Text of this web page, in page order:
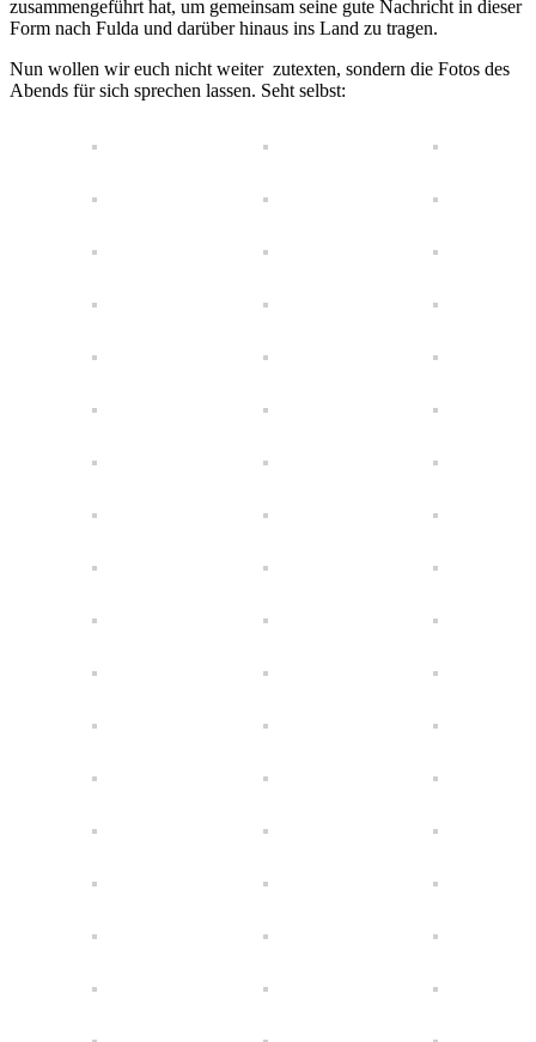
zusammengeführt hat, um gemeinsam seine gute Nachricht in dieser
Form nach Fulda und darüber hinaus ins Land zu tragen.
Nun wollen wir euch nicht weiter zutexten, sondern die Fotos des
Abends für sich sprechen lassen. Seht selbst: